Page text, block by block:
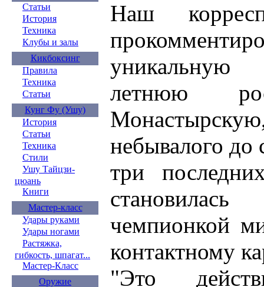
Статьи
История
Техника
Клубы и залы
Кикбоксинг
Правила
Техника
Статьи
Кунг Фу (Ушу)
История
Статьи
Техника
Стили
Ушу Тайцзи-
цюань
Книги
Мастер-класс
Удары руками
Удары ногами
Растяжка,
гибкость, шпагат...
Мастер-Класс
Оружие
Наш
уникальную
летнюю
небывалого до
три
чемпионкой
контактному
"Это